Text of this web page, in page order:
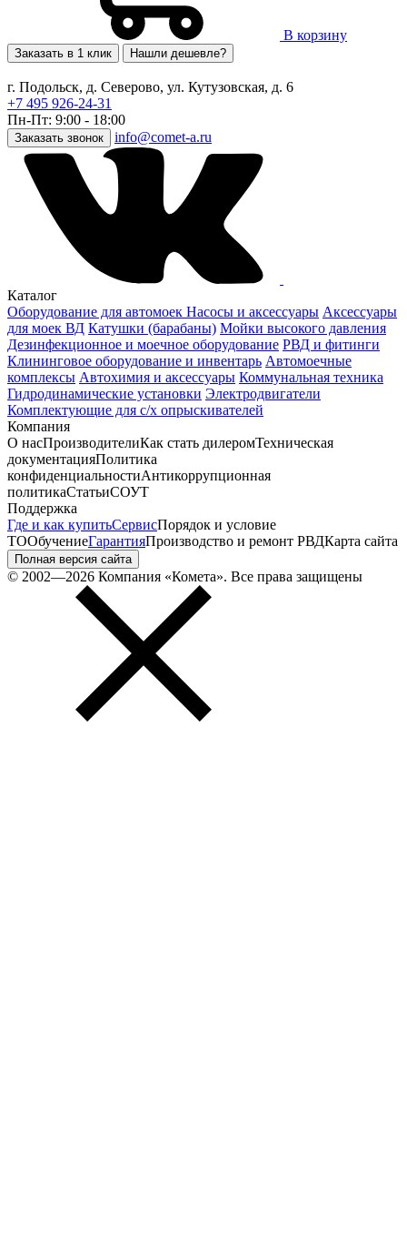
В корзину
Заказать в 1 клик Нашли дешевле?
г. Подольск, д. Северово, ул. Кутузовская, д. 6
+7 495 926-24-31
Пн-Пт: 9:00 - 18:00
Заказать звонок info@comet-a.ru
Каталог
Оборудование для автомоек Насосы и аксессуары Аксессуары
для моек ВД Катушки (барабаны) Мойки высокого давления
Дезинфекционное и моечное оборудование РВД и фитинги
Клининговое оборудование и инвентарь Автомоечные
комплексы Автохимия и аксессуары Коммунальная техника
Гидродинамические установки Электродвигатели
Комплектующие для с/х опрыскивателей
Компания
О насПроизводителиКак стать дилеромТехническая
документацияПолитика
конфиденциальностиАнтикоррупционная
политикаСтатьиСОУТ
Поддержка
Где и как купитьСервисПорядок и условие
ТООбучениеГарантияПроизводство и ремонт РВДКарта сайта
Полная версия сайта
© 2002—2026 Компания «Комета». Все права защищены